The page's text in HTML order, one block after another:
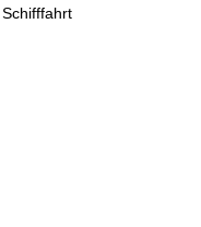
Schifffahrt